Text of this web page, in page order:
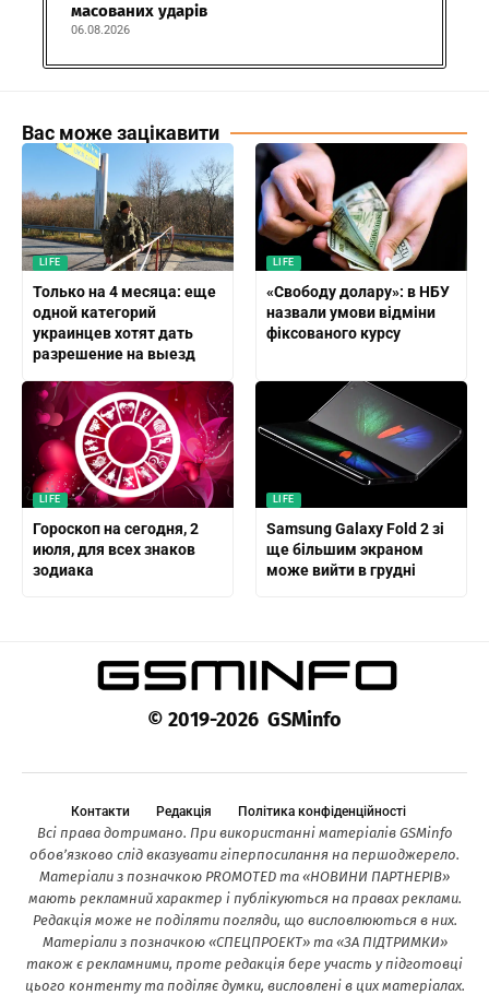
масованих ударів
06.08.2026
Вас може зацікавити
LIFE
Только на 4 месяца: еще
одной категорий
украинцев хотят дать
разрешение на выезд
LIFE
«Свободу долару»: в НБУ
назвали умови відміни
фіксованого курсу
LIFE
Гороскоп на сегодня, 2
июля, для всех знаков
зодиака
LIFE
Samsung Galaxy Fold 2 зі
ще більшим экраном
може вийти в грудні
© 2019-2026 GSMinfo
Контакти Редакція Політика конфіденційності
Всі права дотримано. При використанні матеріалів GSMinfo
обов’язково слід вказувати гіперпосилання на першоджерело.
Матеріали з позначкою PROMOTED та «НОВИНИ ПАРТНЕРІВ»
мають рекламний характер і публікуються на правах реклами.
Редакція може не поділяти погляди, що висловлюються в них.
Матеріали з позначкою «СПЕЦПРОЕКТ» та «ЗА ПІДТРИМКИ»
також є рекламними, проте редакція бере участь у підготовці
цього контенту та поділяє думки, висловлені в цих матеріалах.